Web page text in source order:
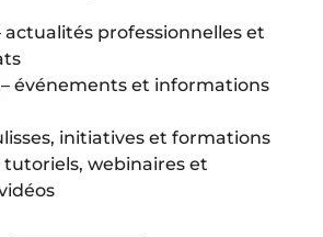
actualités professionnelles et
– événements et informations
initiatives et formations
tutoriels, webinaires et